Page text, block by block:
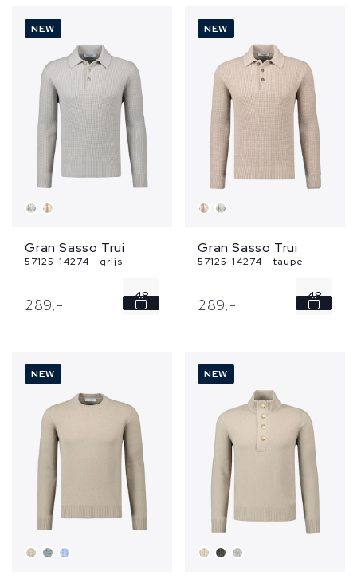
52
54
54
NEW
Gran Sasso Trui
57125-14274 - grijs
289,- 48
54
56
NEW
Gran Sasso Trui
57125-14274 - taupe
289,- 48
56
NEW NEW